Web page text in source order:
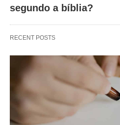
segundo a bíblia?
RECENT POSTS